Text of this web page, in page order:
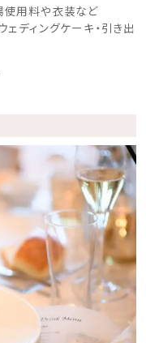
使用料や衣装など
ェディングケーキ・引き出